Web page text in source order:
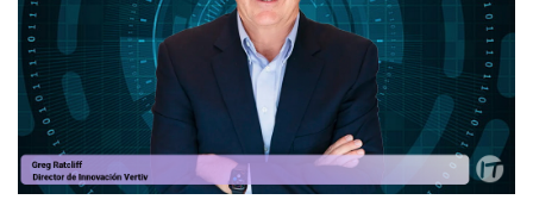
ARGENTINA
MÉXICO